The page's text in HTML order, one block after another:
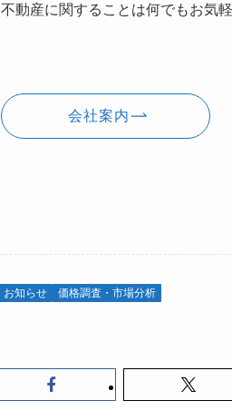
不動産に関することは何でもお気
会社案内
お知らせ 価格調査・市場分析